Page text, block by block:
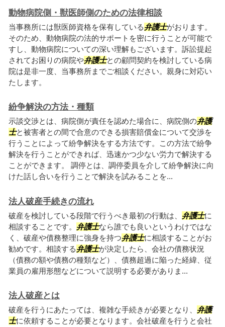
動物病院側・獣医師側のための法律相談
当事務所には獣医師資格を保有している弁護士がおります。
そのため、動物病院の法的サポートを密に行うことが可能で
すし、動物病院についての深い理解もございます。訴訟提起
されてお困りの病院や弁護士との顧問契約を検討している病
院は是非一度、当事務所までご相談ください。親身に対応い
たします。
紛争解決の方法・種類
示談交渉とは、病院側が責任を認めた場合に、病院側の弁護
士と被害者との間で合意のできる損害賠償金について交渉を
行うことによって紛争解決をする方法です。この方法で紛争
解決を行うことができれば、迅速かつ少ない労力で解決する
ことができます。 調停とは、調停委員を介して紛争解決に向
けた話し合いを行うことで解決を試みることを...
法人破産手続きの流れ
破産を検討している段階で行うべき最初の行動は、 弁護士に
相談することです。 弁護士なら誰でも良いというわけではな
く、破産や債務整理に強身を持つ弁護士に相談することがお
勧めです。相談する弁護士が決定したら、会社の債務状況
（債務の額や債務の種類など）、債務超過に陥った経緯、従
業員の雇用形態などについて説明する必要がありま...
法人破産とは
破産を行うにあたっては、複雑な手続きが必要となり、 弁護
士に依頼することが必要となります。会社破産を行うと会社